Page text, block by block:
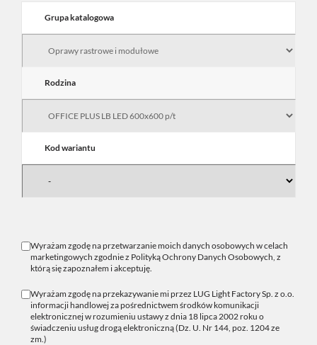
Grupa katalogowa
Rodzina
Kod wariantu
Wyrażam zgodę na przetwarzanie moich danych osobowych w celach
marketingowych zgodnie z Polityką Ochrony Danych Osobowych, z
którą się zapoznałem i akceptuję.
Wyrażam zgodę na przekazywanie mi przez LUG Light Factory Sp. z o.o.
informacji handlowej za pośrednictwem środków komunikacji
elektronicznej w rozumieniu ustawy z dnia 18 lipca 2002 roku o
świadczeniu usług drogą elektroniczną (Dz. U. Nr 144, poz. 1204 ze
zm.)